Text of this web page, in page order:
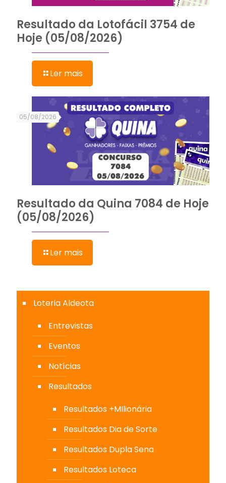
Resultado da Lotofácil 3754 de
Hoje (05/08/2026)
Ler mais
05/08/2026
Resultado da Quina 7084 de Hoje
(05/08/2026)
Ler mais
Loteria Aldeota
Entrevistas
Eventos
Notícias
Resultados
Resultados +MIlionária
Resultados Dia de Sorte
Resultados Dupla Sena
Resultados Loteca